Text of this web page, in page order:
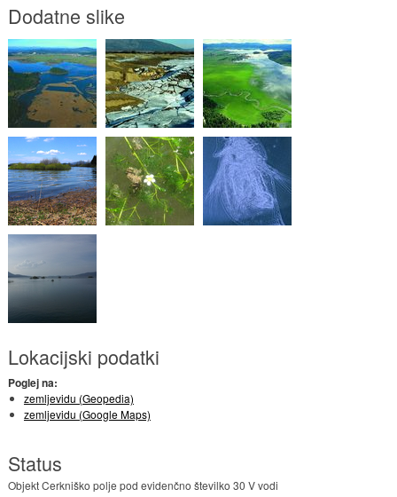
Dodatne slike
Lokacijski podatki
Poglej na:
zemljevidu (Geopedia)
zemljevidu (Google Maps)
Status
Objekt Cerkniško polje pod evidenčno številko 30 V vodi